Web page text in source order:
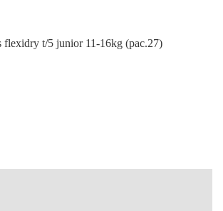
flexidry t/5 junior 11-16kg (pac.27)